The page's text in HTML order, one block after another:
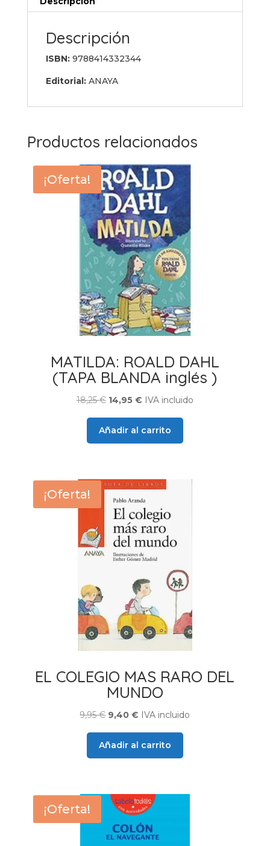
Descripción
ISBN:9788414332344
Editorial:ANAYA
Productos relacionados
¡Oferta!
MATILDA: ROALD DAHL
(TAPA BLANDA inglés )
18,25€ El
original
era:
14,95 €El
actual
es:
IVA incluido
Añadir al carrito
¡Oferta!
EL COLEGIO MAS RARO DEL
MUNDO
9,95€ El
original
era:
9,40€ El
actual
es:
IVA incluido
Añadir al carrito
¡Oferta!